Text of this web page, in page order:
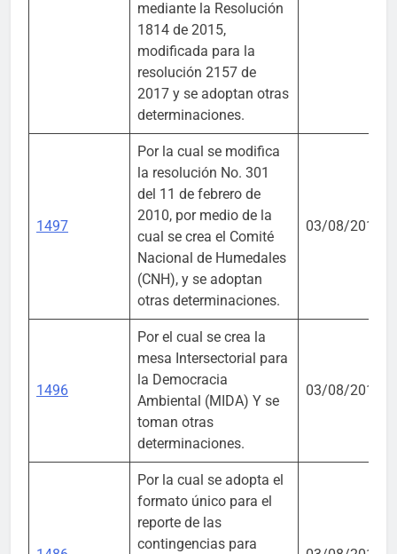
mediante la Resolución
1814 de 2015,
modificada para la
resolución 2157 de
2017 y se adoptan otras
determinaciones.
1497
Por la cual se modifica
la resolución No. 301
del 11 de febrero de
2010, por medio de la
cual se crea el Comité
Nacional de Humedales
(CNH), y se adoptan
otras determinaciones.
03/08/2018
1496
Por el cual se crea la
mesa Intersectorial para
la Democracia
Ambiental (MIDA) Y se
toman otras
determinaciones.
03/08/2018
Por la cual se adopta el
formato único para el
reporte de las
contingencias para